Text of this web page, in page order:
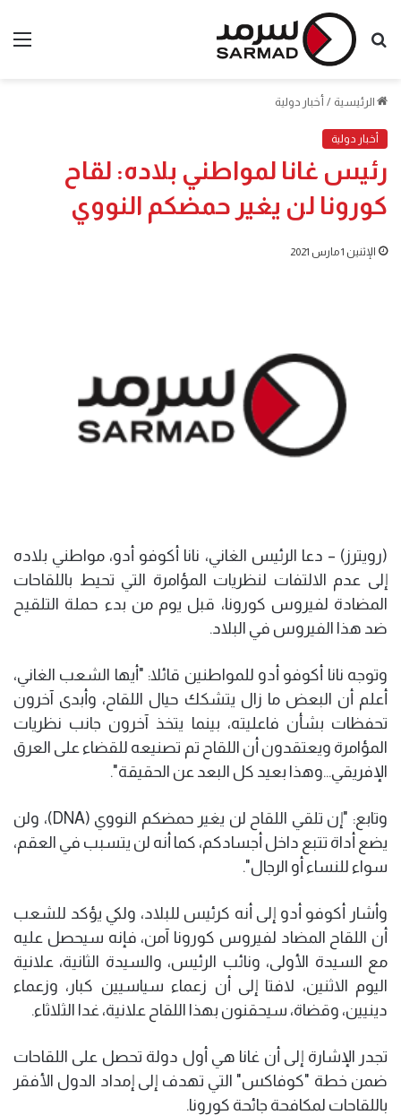
بحث
الرئيسية / أخبار دولية
أخبار دولية
رئيس غانا لمواطني بلاده: لقاح
كورونا لن يغير حمضكم النووي
الإثنين 1 مارس 2021
(رويترز) – دعا الرئيس الغاني، نانا أكوفو أدو، مواطني بلاده
إلى عدم الالتفات لنظريات المؤامرة التي تحيط باللقاحات
المضادة لفيروس كورونا، قبل يوم من بدء حملة التلقيح
ضد هذا الفيروس في البلاد.
وتوجه نانا أكوفو أدو للمواطنين قائلا: "أيها الشعب الغاني،
أعلم أن البعض ما زال يتشكك حيال اللقاح، وأبدى آخرون
تحفظات بشأن فاعليته، بينما يتخذ آخرون جانب نظريات
المؤامرة ويعتقدون أن اللقاح تم تصنيعه للقضاء على العرق
الإفريقي…وهذا بعيد كل البعد عن الحقيقة".
وتابع: "إن تلقي اللقاح لن يغير حمضكم النووي (DNA)، ولن
يضع أداة تتبع داخل أجسادكم، كما أنه لن يتسبب في العقم،
سواء للنساء أو الرجال".
وأشار أكوفو أدو إلى أنه كرئيس للبلاد، ولكي يؤكد للشعب
أن اللقاح المضاد لفيروس كورونا آمن، فإنه سيحصل عليه
مع السيدة الأولى، ونائب الرئيس، والسيدة الثانية، علانية
اليوم الاثنين، لافتا إلى أن زعماء سياسيين كبار، وزعماء
دينيين، وقضاة، سيحقنون بهذا اللقاح علانية، غدا الثلاثاء.
تجدر الإشارة إلى أن غانا هي أول دولة تحصل على اللقاحات
ضمن خطة "كوفاكس" التي تهدف إلى إمداد الدول الأفقر
باللقاحات لمكافحة جائحة كورونا.